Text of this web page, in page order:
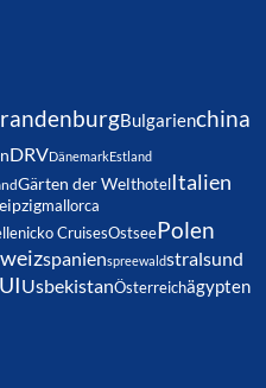
Bulgarienchina
DRVDänemarkEstland
Gärten der Welthotel Italien
mallorca
nicko CruisesOstseePolen
spanienspreewaldstralsund
UsbekistanÖsterreichägypten